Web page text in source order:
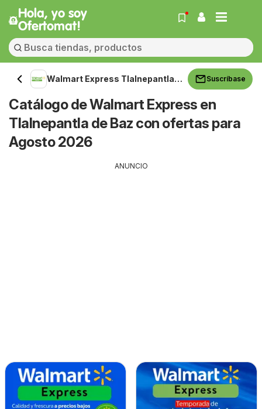
Hola, yo soy
Ofertomat!
Walmart Express Tlalnepantla
Suscríbase
Catálogo de Walmart Express en
Tlalnepantla de Baz con ofertas para
Agosto 2026
ANUNCIO